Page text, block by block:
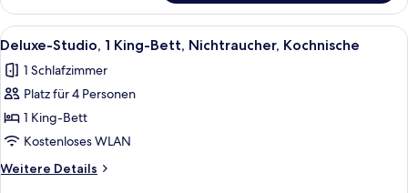
Studio,
2 Queen-
Betten,
Kochnische
Alle
Fotos
für
Deluxe-
Studio,
1 King-
Bett,
Nichtraucher,
Eine Küche mit Holzausstattung,
5
Deluxe-Studio, 1 King-Bett, Nichtraucher, Kochnische
1 Schlafzimmer
Platz für 4 Personen
1 King-Bett
Kostenloses WLAN
Weitere Details
Weitere